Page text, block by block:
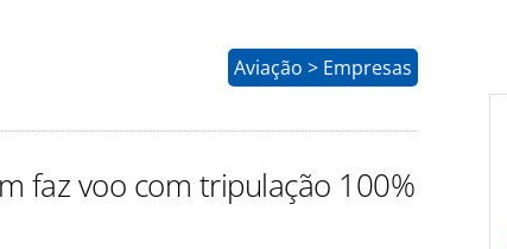
Aviação > Empresas
faz voo com tripulação 100%